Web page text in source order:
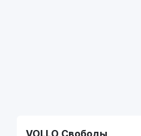
VOLLO Свободы